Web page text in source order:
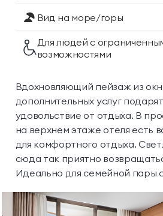
Вид на море/горы
Для людей с
возможностями
Вдохновляющий пейзаж из
дополнительных услуг
удовольствие от отдыха. В
на верхнем этаже отеля есть
для комфортного отдыха.
сюда так приятно
Идеально для семейной пары